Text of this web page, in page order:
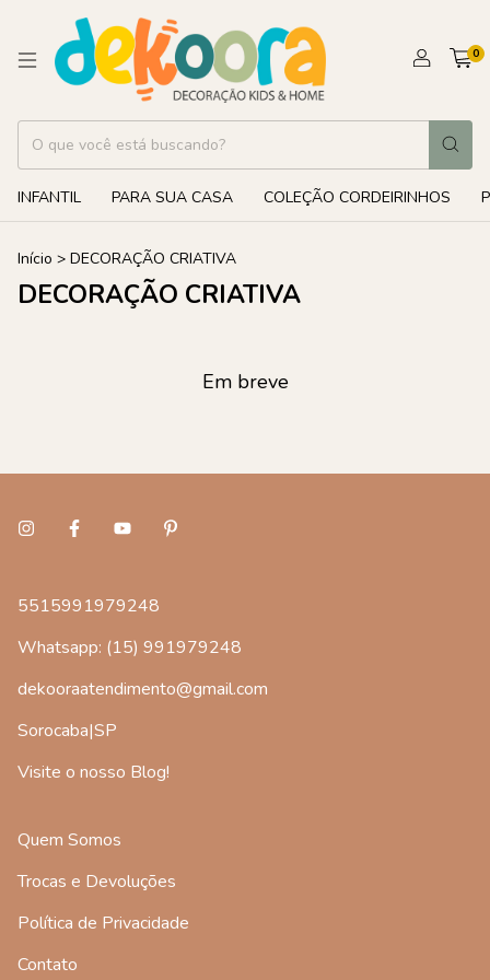
0
INFANTIL PARA SUA CASA COLEÇÃO CORDEIRINHOS
Início > DECORAÇÃO CRIATIVA
DECORAÇÃO CRIATIVA
Em breve
5515991979248
Whatsapp: (15) 991979248
dekooraatendimento@gmail.com
Sorocaba|SP
Visite o nosso Blog!
Quem Somos
Trocas e Devoluções
Política de Privacidade
Contato